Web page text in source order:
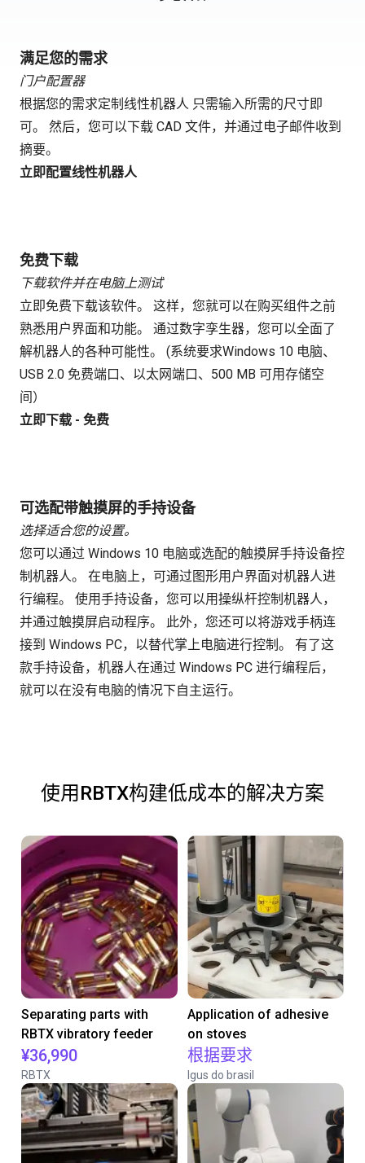
满足您的需求
门户配置器
根据您的需求定制线性机器人 只需输入所需的尺寸即
可。 然后，您可以下载 CAD 文件，并通过电子邮件收到
摘要。
立即配置线性机器人
免费下载
下载软件并在电脑上测试
立即免费下载该软件。 这样，您就可以在购买组件之前
熟悉用户界面和功能。 通过数字孪生器，您可以全面了
解机器人的各种可能性。 (系统要求Windows 10 电脑、
USB 2.0 免费端口、以太网端口、500 MB 可用存储空
间）
立即下载 - 免费
可选配带触摸屏的手持设备
选择适合您的设置。
您可以通过 Windows 10 电脑或选配的触摸屏手持设备控
制机器人。 在电脑上，可通过图形用户界面对机器人进
行编程。 使用手持设备，您可以用操纵杆控制机器人，
并通过触摸屏启动程序。 此外，您还可以将游戏手柄连
接到 Windows PC，以替代掌上电脑进行控制。 有了这
款手持设备，机器人在通过 Windows PC 进行编程后，
就可以在没有电脑的情况下自主运行。
使用RBTX构建低成本的解决方案
Separating parts with
RBTX vibratory feeder
¥36,990
RBTX
Application of adhesive
on stoves
根据要求
Igus do brasil